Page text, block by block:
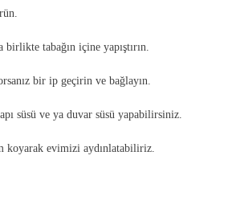
birlikte tabağın içine yapıştırın.
bir ip geçirin ve bağlayın.
süsü ve ya duvar süsü yapabilirsiniz.
koyarak evimizi aydınlatabiliriz.